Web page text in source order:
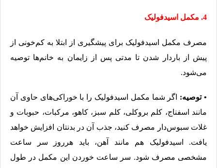
4. مکمل اسیدفولیک
مصرف مکمل اسیدفولیک برای پیشگیری از ابتلا به کم‌خونی از
پیش از باردار شدن تا مدتی پس از زایمان به خانم‌ها توصیه
می‌شود.
• توصیه: اگر شما مکمل اسیدفولیک را با خوراکی‌های حاوی آن
مانند اسفناج، کلم بروکلی، کلم سبز، کاهو، مرکبات، حبوبات و
غلات سبوس‌دار مصرف کنید،‌ جذب آن در بدنتان افزایش خواهد
یافت. اسیدفولیک هم مانند آهن، باید هرروز سر ساعت
مشخصی مصرف شود. سر ساعت خوردن این مکمل در طول